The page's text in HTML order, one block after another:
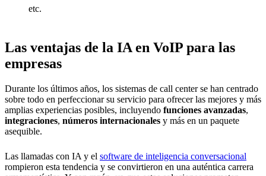
etc.
Las ventajas de la IA en VoIP para las
empresas
Durante los últimos años, los sistemas de call center se han centrado
sobre todo en perfeccionar su servicio para ofrecer las mejores y más
amplias experiencias posibles, incluyendo funciones avanzadas,
integraciones, números internacionales y más en un paquete
asequible.
Las llamadas con IA y el software de inteligencia conversacional
rompieron esta tendencia y se convirtieron en una auténtica carrera